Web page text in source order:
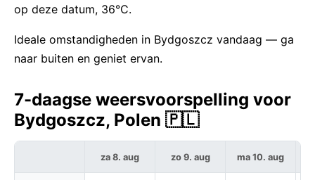
op deze datum, 36°C.
Ideale omstandigheden in Bydgoszcz vandaag — ga
naar buiten en geniet ervan.
7-daagse weersvoorspelling voor
Bydgoszcz, Polen 🇵🇱
za 8. aug zo 9. aug ma 10. aug